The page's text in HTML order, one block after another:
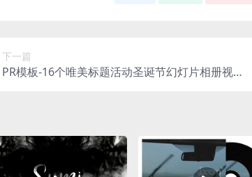
下一篇
PR模板-16个唯美标题活动圣诞节幻灯片相册视